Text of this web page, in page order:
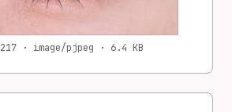
· image/pjpeg · 6.4 KB